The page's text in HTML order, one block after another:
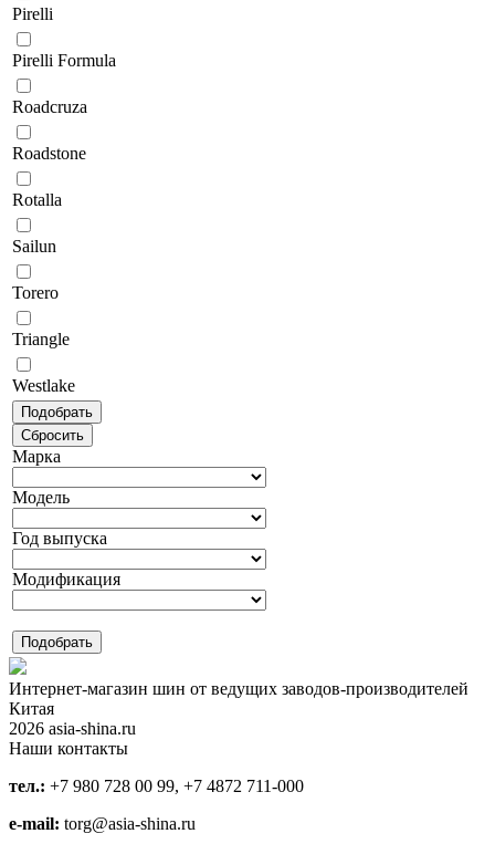
Pirelli
Pirelli Formula
Roadcruza
Roadstone
Rotalla
Sailun
Torero
Triangle
Westlake
Марка
Модель
Год выпуска
Модификация
Интернет-магазин шин от ведущих заводов-производителей
Китая
2026 asia-shina.ru
Наши контакты
тел.: +7 980 728 00 99, +7 4872 711-000
e-mail: torg@asia-shina.ru